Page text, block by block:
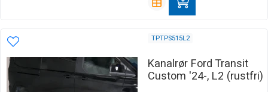
TPTPS515L2
Kanalrør Ford Transit
Custom '24-, L2 (rustfri)